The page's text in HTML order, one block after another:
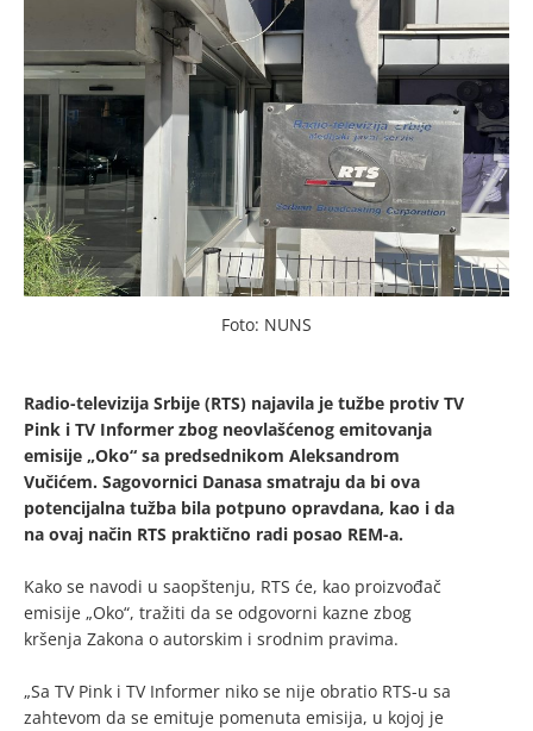
Foto: NUNS
Radio-televizija Srbije (RTS) najavila je tužbe protiv TV
Pink i TV Informer zbog neovlašćenog emitovanja
emisije „Oko“ sa predsednikom Aleksandrom
Vučićem. Sagovornici Danasa smatraju da bi ova
potencijalna tužba bila potpuno opravdana, kao i da
na ovaj način RTS praktično radi posao REM-a.
Kako se navodi u saopštenju, RTS će, kao proizvođač
emisije „Oko“, tražiti da se odgovorni kazne zbog
kršenja Zakona o autorskim i srodnim pravima.
„Sa TV Pink i TV Informer niko se nije obratio RTS-u sa
zahtevom da se emituje pomenuta emisija, u kojoj je